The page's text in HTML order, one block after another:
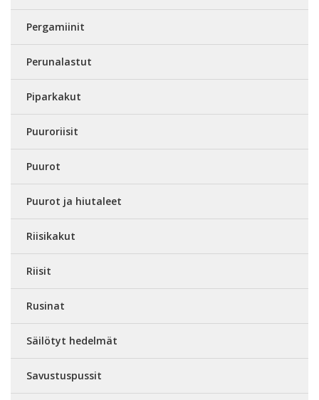
Pergamiinit
Perunalastut
Piparkakut
Puuroriisit
Puurot
Puurot ja hiutaleet
Riisikakut
Riisit
Rusinat
Säilötyt hedelmät
Savustuspussit